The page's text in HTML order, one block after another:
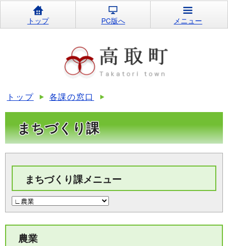
トップ PC版へ メニュー
トップ 各課の窓口
まちづくり課
まちづくり課メニュー
農業